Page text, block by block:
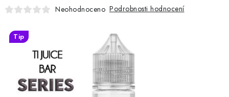
BÁZE
E-LIQUIDY
E-CIGARETY
NIKOTINOVÉ SÁČKY
Neohodnoceno Podrobnosti hodnocení
Tip